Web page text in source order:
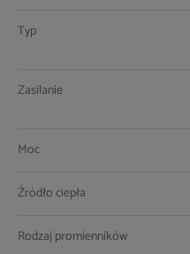
Typ
Zasilanie
Moc
Źródło ciepła
Rodzaj promienników